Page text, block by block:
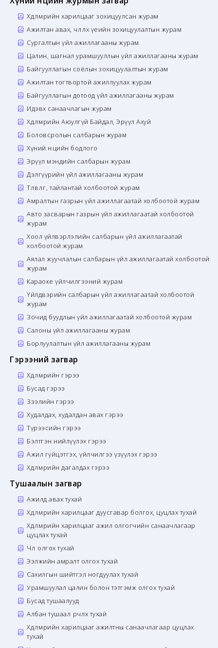
Хөдөлмөрийн харилцааг зохицуулсан журам
Ажилтан авах, чөлөөлөх үеийн зохицуулалтын журам
Сургалтын үйл ажиллагааны журам
Цалин, шагнал урамшууллын үйл ажиллагааны журам
Байгууллагын соёлын зохицуулалтын журам
Ажилтан тогтвортой ажиллуулах журам
Байгууллагын дотоод үйл ажиллагааны журам
Идэвх санаачлагын журам
Хөдөлмөрийн Аюулгүй Байдал, Эрүүл Ахуй
Боловсролын салбарын журам
Хүний нөөцийн бодлого
Эрүүл мэндийн салбарын журам
Дэлгүүрийн үйл ажиллагааны журам
Төлөвлөгөө, тайлантай холбоотой журам
Амралтын газрын үйл ажиллагаатай холбоотой журам
Авто засварын газрын үйл ажиллагаатай холбоотой
журам
Хоол үйлвэрлэлийн салбарын үйл ажиллагаатай
холбоотой журам
Аялал жуучлалын салбарын үйл ажиллагаатай холбоотой
журам
Караоке үйлчилгээний журам
Үйлдвэрийн салбарын үйл ажиллагаатай холбоотой
журам
Зочид буудлын үйл ажиллагаатай холбоотой журам
Салоны үйл ажиллагааны журам
Борлуулалтын үйл ажиллагааны журам
Гэрээний загвар
Хөдөлмөрийн гэрээ
Бусад гэрээ
Зээлийн гэрээ
Худалдах, худалдан авах гэрээ
Түрээсийн гэрээ
Бэлтгэн нийлүүлэх гэрээ
Ажил гүйцэтгэх, үйлчилгээ үзүүлэх гэрээ
Хөдөлмөрийн дагалдах гэрээ
Тушаалын загвар
Ажилд авах тухай
Хөдөлмөрийн харилцааг дуусгавар болгох, цуцлах тухай
Хөдөлмөрийн харилцааг ажил олгогчийн санаачлагаар
цуцлах тухай
Чөлөө олгох тухай
Ээлжийн амралт олгох тухай
Сахилгын шийтгэл ногдуулах тухай
Урамшуулал цалин болон тэтгэмж олгох тухай
Бусад тушаалууд
Албан тушаал өөрчлөх тухай
Хөдөлмөрийн харилцааг ажилтны санаачлагаар цуцлах
тухай